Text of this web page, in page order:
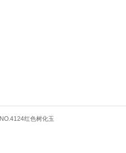
NO.4124红色树化玉